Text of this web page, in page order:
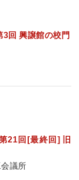
3回 興譲館の校門
21回[最終回] 旧
議所